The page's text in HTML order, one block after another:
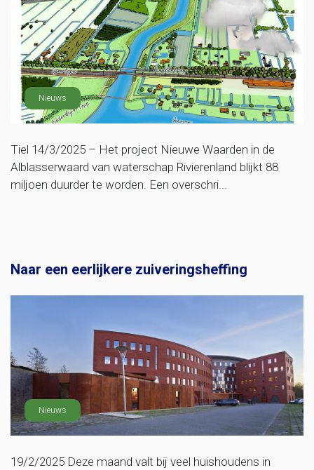
Nieuws
Tiel 14/3/2025 – Het project Nieuwe Waarden in de
Alblasserwaard van waterschap Rivierenland blijkt 88
miljoen duurder te worden. Een overschri...
Naar een eerlijkere zuiveringsheffing
Nieuws
19/2/2025 Deze maand valt bij veel huishoudens in